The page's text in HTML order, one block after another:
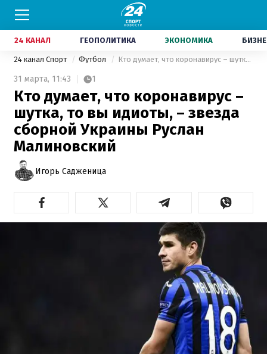
24 КАНАЛ ГЕОПОЛИТИКА ЭКОНОМИКА
24 канал Спорт Футбол Кто думает, что коронавирус – шутка, то вы идиоты, – звезда сборной Украины Руслан Малиновский
31 марта, 11:43 1
Кто думает, что коронавирус –
шутка, то вы идиоты, – звезда
сборной Украины Руслан
Малиновский
Игорь Садженица